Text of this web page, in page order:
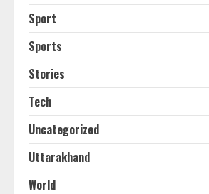
Sport
Sports
Stories
Tech
Uncategorized
Uttarakhand
World